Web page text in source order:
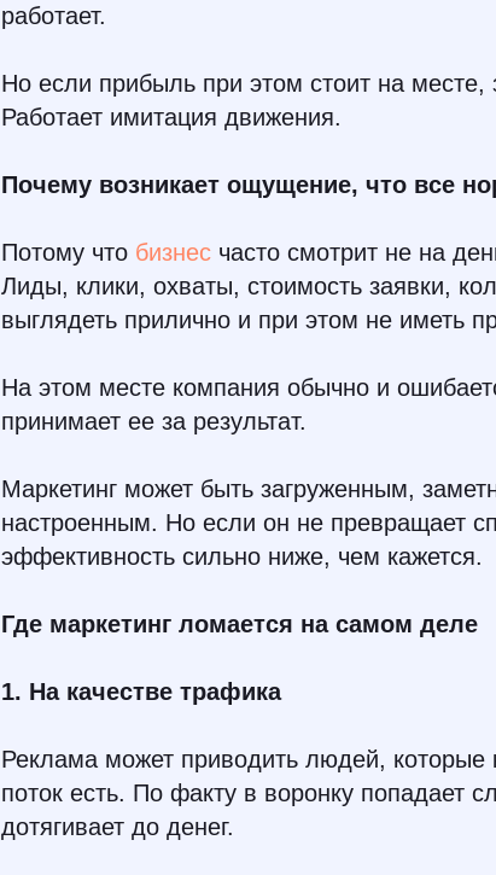
работает.
Но если прибыль при этом стоит на месте,
Работает имитация движения.
Почему возникает ощущение, что все
Потому что бизнес часто смотрит не на
Лиды, клики, охваты, стоимость заявки,
выглядеть прилично и при этом не иметь
На этом месте компания обычно и
принимает ее за результат.
Маркетинг может быть загруженным,
настроенным. Но если он не превращает
эффективность сильно ниже, чем кажется.
Где маркетинг ломается на самом деле
1. На качестве трафика
Реклама может приводить людей,
поток есть. По факту в воронку попадает
дотягивает до денег.